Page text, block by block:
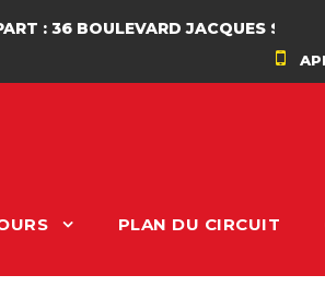
BOULEVARD JACQUES SAADÉ
PLAN DU CIRCUIT